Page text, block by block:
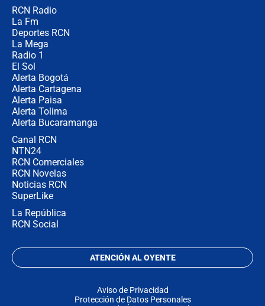
RCN Radio
La Fm
Deportes RCN
La Mega
Radio 1
El Sol
Alerta Bogotá
Alerta Cartagena
Alerta Paisa
Alerta Tolima
Alerta Bucaramanga
Canal RCN
NTN24
RCN Comerciales
RCN Novelas
Noticias RCN
SuperLike
La República
RCN Social
ATENCIÓN AL OYENTE
Aviso de Privacidad
Protección de Datos Personales